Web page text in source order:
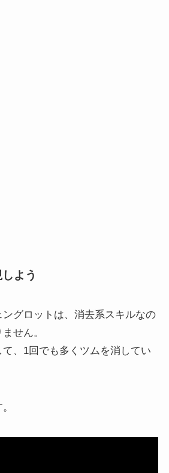
よう
グロットは、消去系スキルなの
せん。
、1回でも多くツムを消してい